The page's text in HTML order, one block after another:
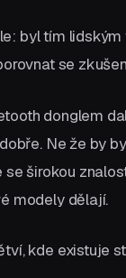
byl tím
se
donglem
Ne že by
širokou
modely dělají.
kde existuje